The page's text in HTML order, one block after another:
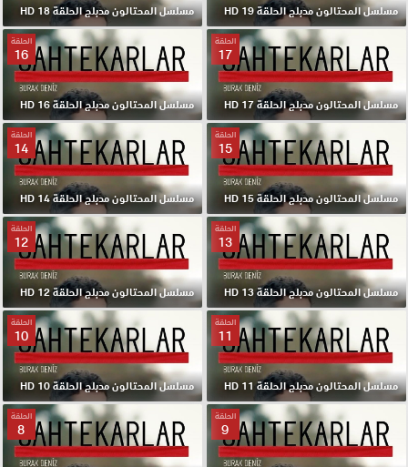
مسلسل المحتالون مدبلج الحلقة 19 HD مسلسل المحتالون مدبلج الحلقة 18 HD
الحلقة
17
مسلسل المحتالون مدبلج الحلقة 17 HD
الحلقة
16
مسلسل المحتالون مدبلج الحلقة 16 HD
الحلقة
15
مسلسل المحتالون مدبلج الحلقة 15 HD
الحلقة
14
مسلسل المحتالون مدبلج الحلقة 14 HD
الحلقة
13
مسلسل المحتالون مدبلج الحلقة 13 HD
الحلقة
12
مسلسل المحتالون مدبلج الحلقة 12 HD
الحلقة
11
مسلسل المحتالون مدبلج الحلقة 11 HD
الحلقة
10
مسلسل المحتالون مدبلج الحلقة 10 HD
الحلقة
9
الحلقة
8